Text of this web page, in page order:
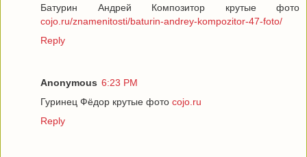
Батурин Андрей Композитор крутые фото
cojo.ru/znamenitosti/baturin-andrey-kompozitor-47-foto/
Reply
Anonymous 6:23 PM
Гуринец Фёдор крутые фото cojo.ru
Reply